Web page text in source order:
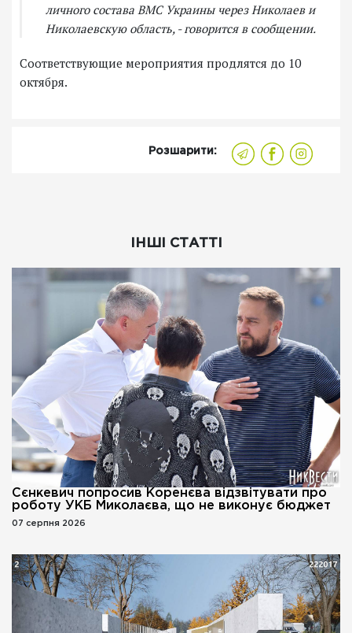
личного состава ВМС Украины через Николаев и
Николаевскую область, - говорится в сообщении.
Соответствующие мероприятия продлятся до 10
октября.
Розшарити:
ІНШІ СТАТТІ
Сєнкевич попросив Коренєва відзвітувати про
роботу УКБ Миколаєва, що не виконує бюджет
07 серпня 2026